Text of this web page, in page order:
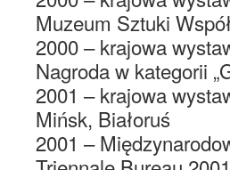
Muzeum Sztuki
2000 – krajowa
Nagroda w kategorii
2001 – krajowa
Mińsk, Białoruś
2001 –